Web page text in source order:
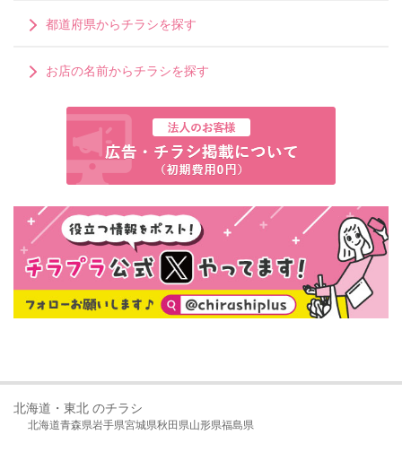
都道府県からチラシを探す
お店の名前からチラシを探す
北海道・東北 のチラシ
北海道青森県岩手県宮城県秋田県山形県福島県